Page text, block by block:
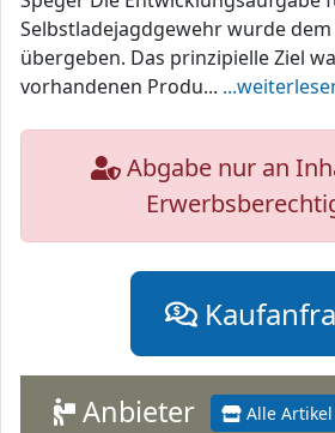
Selbstladejagdgewehr wurde dem
übergeben. Das prinzipielle Ziel
vorhandenen Produ...
Abgabe nur an
Alle
Anbieter